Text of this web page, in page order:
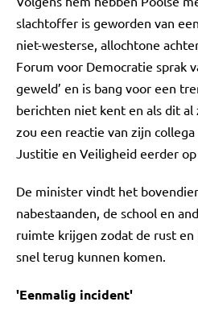
slachtoffer is geworden van
niet-westerse, allochtone
Forum voor Democratie sprak
geweld’ en is bang voor een
berichten niet kent en als dit al
zou een reactie van zijn
Justitie en Veiligheid eerder op
De minister vindt het
nabestaanden, de school en
ruimte krijgen zodat de rust
snel terug kunnen komen.
'Eenmalig incident'